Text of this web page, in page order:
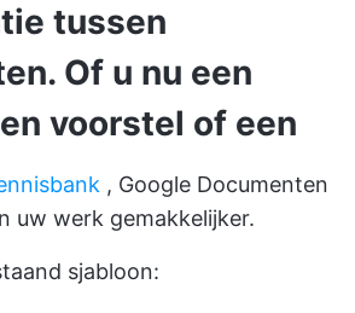
tussen
Of u nu een
voorstel of een
, Google Documenten
uw werk gemakkelijker.
sjabloon: